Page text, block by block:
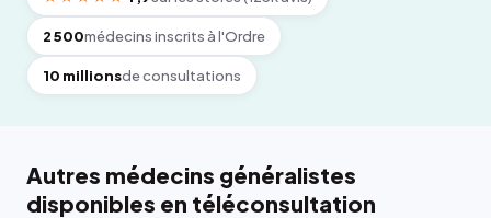
2 500médecins inscrits à l'Ordre
10 millionsde consultations
Autres médecins généralistes
disponibles en téléconsultation